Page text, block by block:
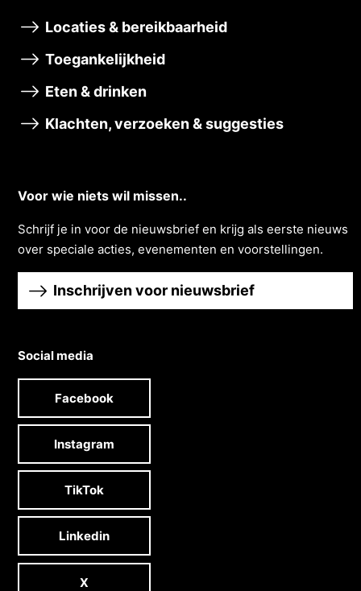
Locaties & bereikbaarheid
Toegankelijkheid
Eten & drinken
Klachten, verzoeken & suggesties
Voor wie niets wil missen..
Schrĳf je in voor de nieuwsbrief en krĳg als eerste nieuws
over speciale acties, evenementen en voorstellingen.
Inschrijven voor nieuwsbrief
Social media
Facebook
Instagram
TikTok
Linkedin
X